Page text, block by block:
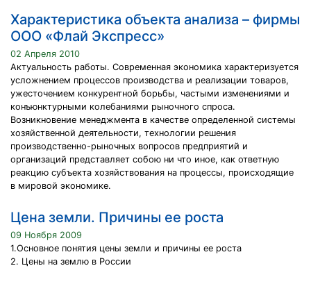
Характеристика объекта анализа – фирмы
ООО «Флай Экспресс»
02 Апреля 2010
Актуальность работы. Современная экономика характеризуется
усложнением процессов производства и реализации товаров,
ужесточением конкурентной борьбы, частыми изменениями и
конъюнктурными колебаниями рыночного спроса.
Возникновение менеджмента в качестве определенной системы
хозяйственной деятельности, технологии решения
производственно-рыночных вопросов предприятий и
организаций представляет собою ни что иное, как ответную
реакцию субъекта хозяйствования на процессы, происходящие
в мировой экономике.
Цена земли. Причины ее роста
09 Ноября 2009
1.Основное понятия цены земли и причины ее роста
2. Цены на землю в России